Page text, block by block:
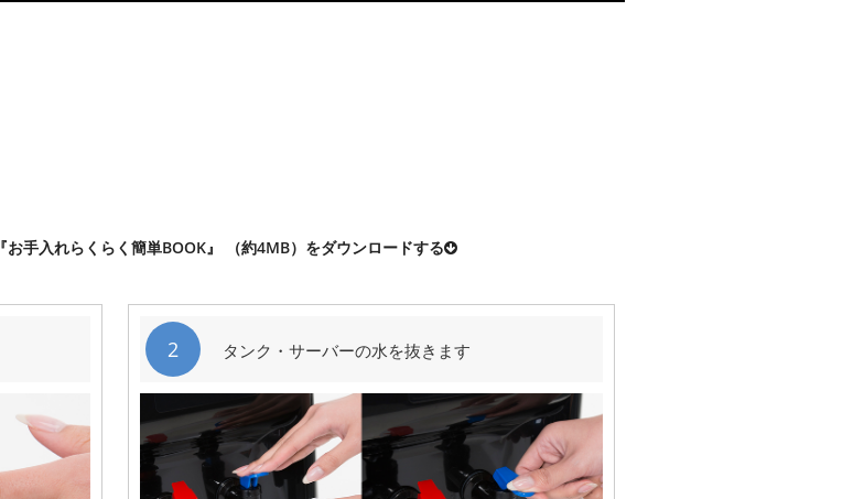
『お手入れらくらく簡単BOOK』 （約4MB）をダウンロードする
2 タンク・サーバーの水を抜きます